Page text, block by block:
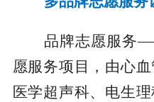
品牌志愿服务
愿服务项目，由心血
医学超声科、电生